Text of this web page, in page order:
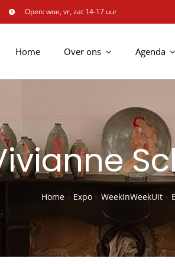
Open: woe, vr, zat 14-17 uur
Home Over ons Agenda
Home» Expo» WeekInWeekUit»